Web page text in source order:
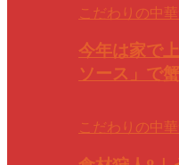
こだわりの中
今年は家で
ソース」で
こだわりの中